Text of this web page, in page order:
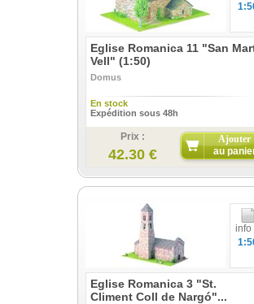
Eglise Romanica 11 "San
Vell" (1:50)
Domus
En stock
Expédition sous 48h
Prix :
42.30 €
Ajouter
au
info
Eglise Romanica 3 "St.
Climent Coll de Nargó"...